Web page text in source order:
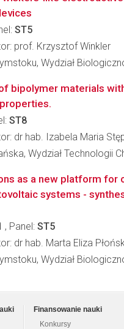
ST5
prof. Krzysztof Winkler
Wydział
bipolymer materials
ST8
dr hab. Izabela Maria
Wydział Technologii
as a new platform for
systems -
, Panel: ST5
dr hab. Marta Eliza
Wydział
Finansowanie nauki
Konkursy